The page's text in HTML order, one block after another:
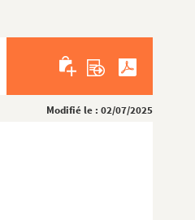
Modifié le : 02/07/2025